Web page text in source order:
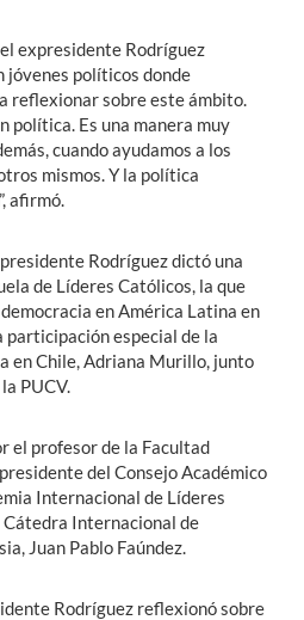
expresidente Rodríguez
jóvenes políticos donde
reflexionar sobre este ámbito.
política. Es una manera muy
cuando ayudamos a los
mismos. Y la política
afirmó.
Rodríguez dictó una
de Líderes Católicos, la que
en América Latina en
participación especial de la
en Chile, Adriana Murillo, junto
PUCV.
el profesor de la Facultad
del Consejo Académico
Internacional de Líderes
Internacional de
Juan Pablo Faúndez.
Rodríguez reflexionó sobre